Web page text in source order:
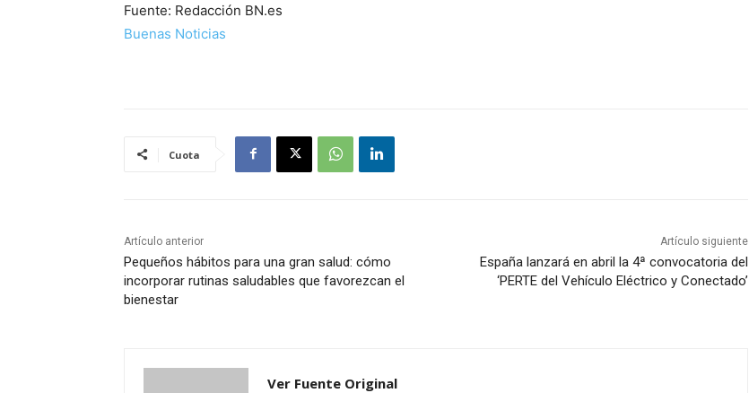
Fuente: Redacción BN.es
Buenas Noticias
Cuota
Artículo anterior
Pequeños hábitos para una gran salud: cómo
incorporar rutinas saludables que favorezcan el
bienestar
Artículo siguiente
España lanzará en abril la 4ª convocatoria del
‘PERTE del Vehículo Eléctrico y Conectado’
Ver Fuente Original